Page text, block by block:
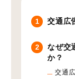
1 交通広
2
なぜ交
か？
交通